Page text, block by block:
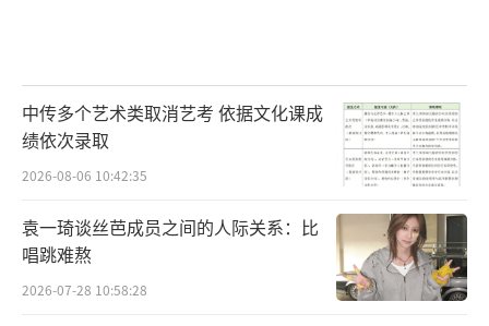
破。
对于《铁证》而言，无论是王玉雯还是张
艺凡出演女一号，剧集的核心竞争力终究是剧
情质量与演员的演绎能力。孙红雷、刘宇宁的
加盟已经奠定了剧集的质感基础，只要后续拍
摄顺利，角色塑造到位，相信即便经历换角风
中传多个艺术类取消艺考 依据文化课成
绩依次录取
2026-08-06 10:42:35
袁一琦谈丝芭成员之间的人际关系：比
唱跳难熬
2026-07-28 10:58:28